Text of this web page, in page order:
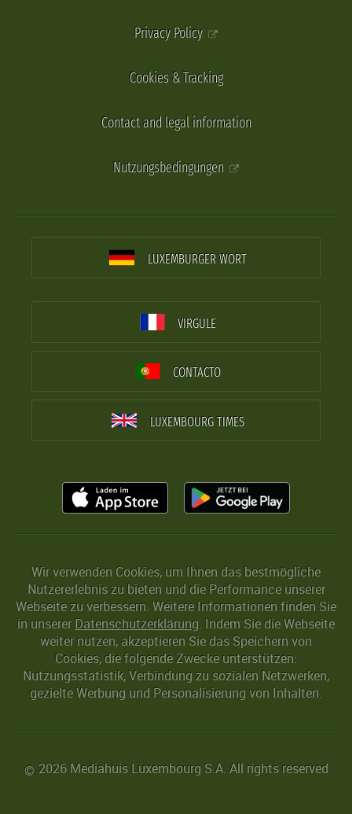
Privacy Policy
Cookies & Tracking
Contact and legal information
Nutzungsbedingungen
LUXEMBURGER WORT
VIRGULE
CONTACTO
LUXEMBOURG TIMES
Wir verwenden Cookies, um Ihnen das bestmögliche
Nutzererlebnis zu bieten und die Performance unserer
Webseite zu verbessern. Weitere Informationen finden Sie
in unserer Datenschutzerklärung. Indem Sie die Webseite
weiter nutzen, akzeptieren Sie das Speichern von
Cookies, die folgende Zwecke unterstützen:
Nutzungsstatistik, Verbindung zu sozialen Netzwerken,
gezielte Werbung und Personalisierung von Inhalten.
© 2026 Mediahuis Luxembourg S.A. All rights reserved